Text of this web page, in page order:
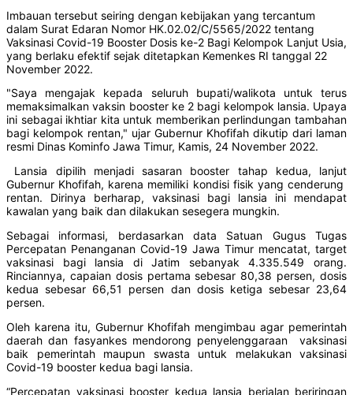
Imbauan tersebut seiring dengan kebijakan yang tercantum
dalam Surat Edaran Nomor HK.02.02/C/5565/2022 tentang
Vaksinasi Covid-19 Booster Dosis ke-2 Bagi Kelompok Lanjut Usia,
yang berlaku efektif sejak ditetapkan Kemenkes RI tanggal 22
November 2022.
"Saya mengajak kepada seluruh bupati/walikota untuk terus
memaksimalkan vaksin booster ke 2 bagi kelompok lansia. Upaya
ini sebagai ikhtiar kita untuk memberikan perlindungan tambahan
bagi kelompok rentan," ujar Gubernur Khofifah dikutip dari laman
resmi Dinas Kominfo Jawa Timur, Kamis, 24 November 2022.
Lansia dipilih menjadi sasaran booster tahap kedua, lanjut
Gubernur Khofifah, karena memiliki kondisi fisik yang cenderung
rentan. Dirinya berharap, vaksinasi bagi lansia ini mendapat
kawalan yang baik dan dilakukan sesegera mungkin.
Sebagai informasi, berdasarkan data Satuan Gugus Tugas
Percepatan Penanganan Covid-19 Jawa Timur mencatat, target
vaksinasi bagi lansia di Jatim sebanyak 4.335.549 orang.
Rinciannya, capaian dosis pertama sebesar 80,38 persen, dosis
kedua sebesar 66,51 persen dan dosis ketiga sebesar 23,64
persen.
Oleh karena itu, Gubernur Khofifah mengimbau agar pemerintah
daerah dan fasyankes mendorong penyelenggaraan vaksinasi
baik pemerintah maupun swasta untuk melakukan vaksinasi
Covid-19 booster kedua bagi lansia.
“Percepatan vaksinasi booster kedua lansia berjalan beriringan